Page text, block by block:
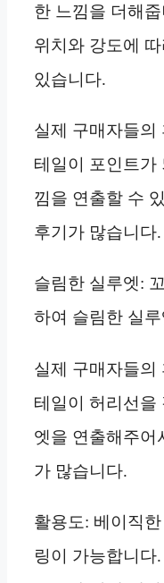
한 느낌을 더해
위치와 강도에
있습니다.
실제 구매자들의
테일이 포인트가
낌을 연출할 수
후기가 많습니다.
슬림한 실루엣:
하여 슬림한 실
실제 구매자들의
테일이 허리선을
엣을 연출해주어
가 많습니다.
활용도: 베이직
링이 가능합니다